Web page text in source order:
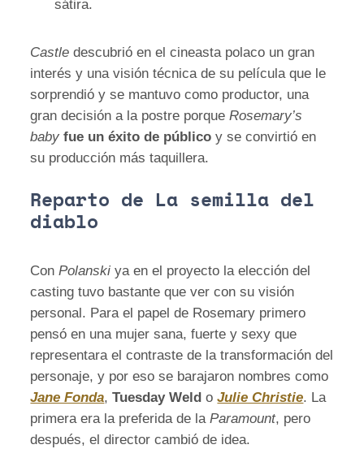
sátira.
Castle descubrió en el cineasta polaco un gran
interés y una visión técnica de su película que le
sorprendió y se mantuvo como productor, una
gran decisión a la postre porqueRosemary’s
baby fue un éxito de público y se convirtió en
su producción más taquillera.
Reparto de La semilla del
diablo
ConPolanskiya en el proyecto la elección del
casting tuvo bastante que ver con su visión
personal. Para el papel de Rosemary primero
pensó en una mujer sana, fuerte y sexy que
representara el contraste de la transformación del
personaje, y por eso se barajaron nombres como
Jane Fonda,Tuesday Weld oJulie Christie. La
primera era la preferida de laParamount, pero
después, el director cambió de idea.